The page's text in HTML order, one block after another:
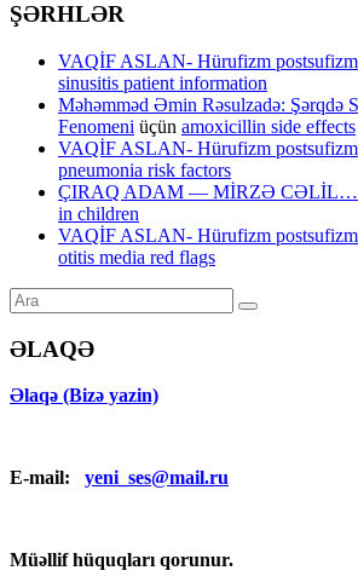
ŞƏRHLƏR
VAQİF ASLAN- Hürufizm postsufizm
sinusitis patient information
Məhəmməd Əmin Rəsulzadə: Şərqdə
Fenomeni üçün amoxicillin side effects
VAQİF ASLAN- Hürufizm postsufizm
pneumonia risk factors
ÇIRAQ ADAM — MİRZƏ CƏLİL…
in children
VAQİF ASLAN- Hürufizm postsufizm
otitis media red flags
ƏLAQƏ
Əlaqə (Bizə yazin)
E-mail: yeni_ses@mail.ru
Müəllif hüquqları qorunur.